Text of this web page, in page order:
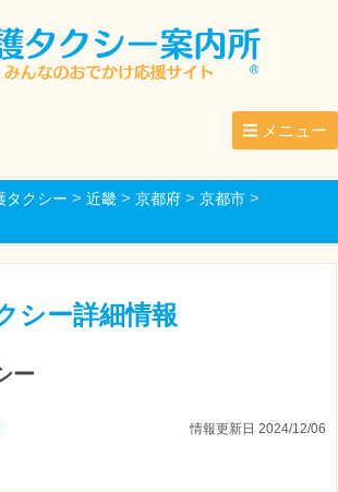
メニュー
タクシー > 近畿> 京都府> 京都市>
シー詳細情報
ー
情報更新日 2024/12/06